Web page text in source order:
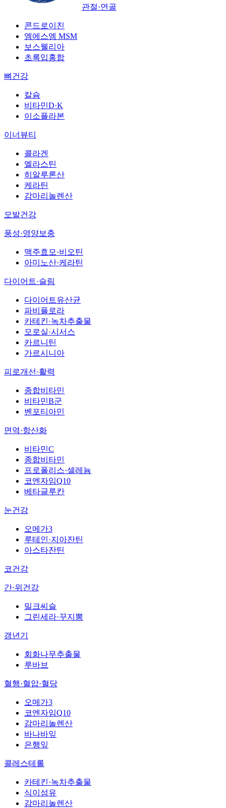
관절·연골
콘드로이친
엠에스엠 MSM
보스웰리아
초록입홍합
뼈건강
칼슘
비타민D·K
이소플라본
이너뷰티
콜라겐
엘라스틴
히알루론산
케라틴
감마리놀렌산
모발건강
풍성·영양보충
맥주효모·비오틴
아미노산·케라틴
다이어트·슬림
다이어트유산균
파비플로라
카테킨·녹차추출물
모로실·시서스
카르니틴
가르시니아
피로개선·활력
종합비타민
비타민B군
벤포티아민
면역·항산화
비타민C
종합비타민
프로폴리스·셀레늄
코엔자임Q10
베타글루칸
눈건강
오메가3
루테인·지아잔틴
아스타잔틴
코건강
간·위건강
밀크씨슬
그린세라·꾸지뽕
갱년기
회화나무추출물
루바브
혈행·혈압·혈당
오메가3
코엔자임Q10
감마리놀렌산
바나바잎
은행잎
콜레스테롤
카테킨·녹차추출물
식이섬유
감마리놀렌산